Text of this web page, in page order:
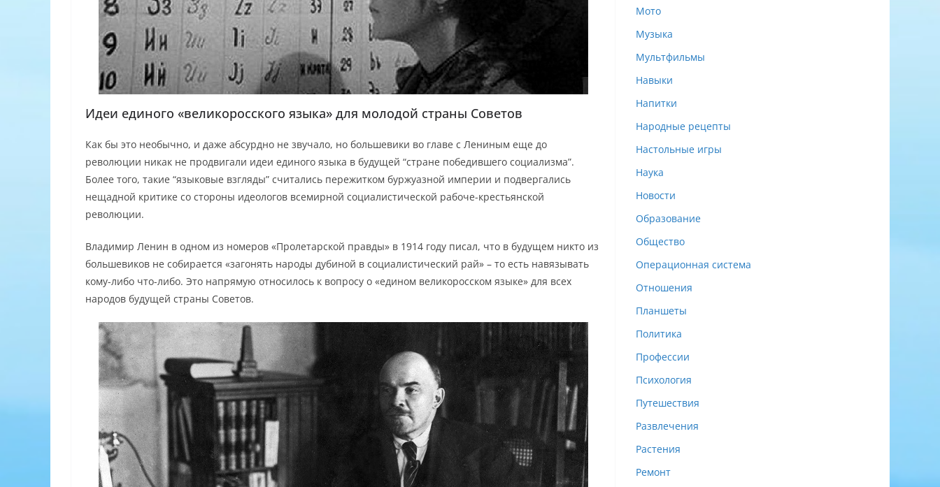
Идеи единого «великоросского языка» для молодой страны Советов
Как бы это необычно, и даже абсурдно не звучало, но большевики во главе с Лениным еще до
революции никак не продвигали идеи единого языка в будущей “стране победившего социализма”.
Более того, такие “языковые взгляды” считались пережитком буржуазной империи и подвергались
нещадной критике со стороны идеологов всемирной социалистической рабоче-крестьянской
революции.
Владимир Ленин в одном из номеров «Пролетарской правды» в 1914 году писал, что в будущем никто из
большевиков не собирается «загонять народы дубиной в социалистический рай» – то есть навязывать
кому-либо что-либо. Это напрямую относилось к вопросу о «едином великоросском языке» для всех
народов будущей страны Советов.
Мото
Музыка
Мультфильмы
Навыки
Напитки
Народные рецепты
Настольные игры
Наука
Новости
Образование
Общество
Операционная система
Отношения
Планшеты
Политика
Профессии
Психология
Путешествия
Развлечения
Растения
Ремонт